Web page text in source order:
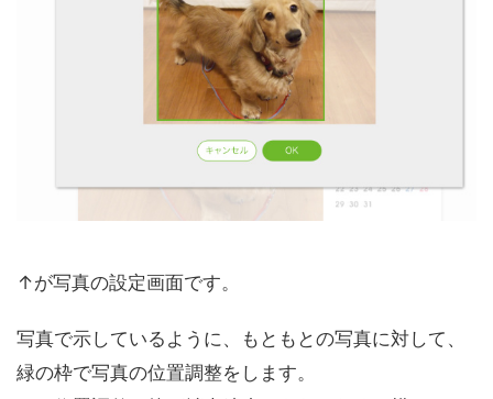
↑が写真の設定画面です。
写真で示しているように、もともとの写真に対して、
緑の枠で写真の位置調整をします。